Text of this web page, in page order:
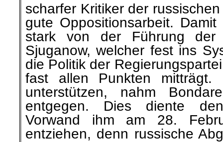
scharfer Kritiker der
gute Oppositionsarbeit.
stark von der Führung der
Sjuganow, welcher fest ins
die Politik der
fast allen Punkten
unterstützen, nahm
entgegen. Dies diente
Vorwand ihm am 28.
entziehen, denn russische